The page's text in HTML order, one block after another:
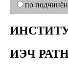
по
ИЭЧ